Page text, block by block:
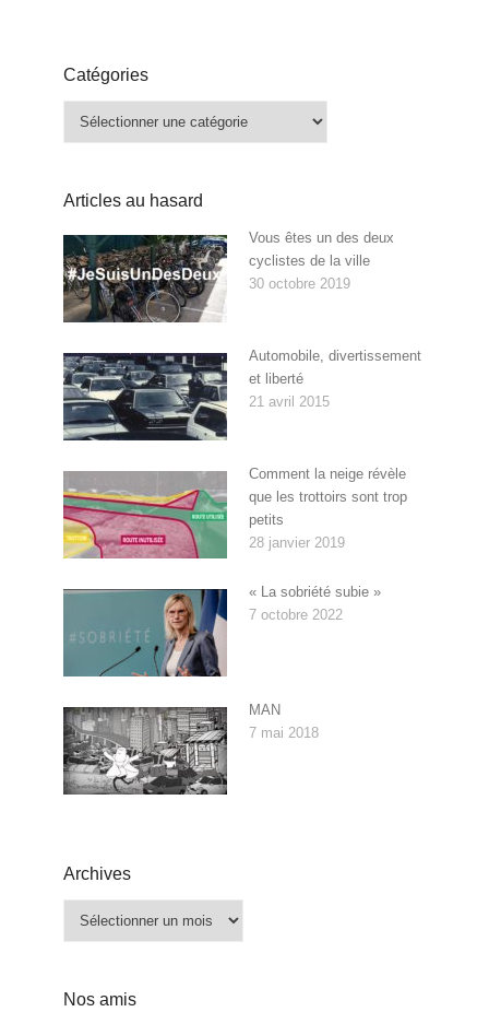
Catégories
Articles au hasard
Vous êtes un des deux
cyclistes de la ville
30 octobre 2019
Automobile, divertissement
et liberté
21 avril 2015
Comment la neige révèle
que les trottoirs sont trop
petits
28 janvier 2019
« La sobriété subie »
7 octobre 2022
MAN
7 mai 2018
Archives
Nos amis